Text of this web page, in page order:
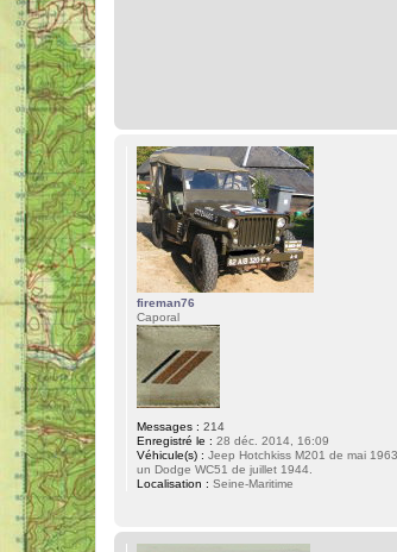
fireman76
Caporal
Messages : 214
Enregistré le : 28 déc. 2014, 16:09
Véhicule(s) : Jeep Hotchkiss M201 de mai
un Dodge WC51 de juillet 1944.
Localisation : Seine-Maritime